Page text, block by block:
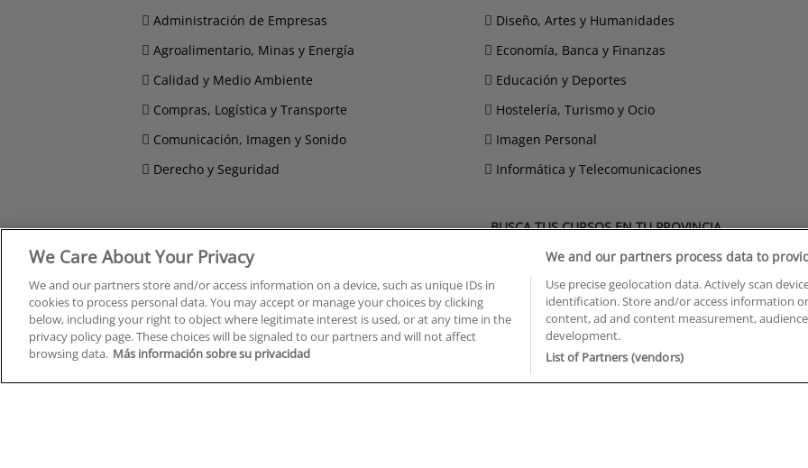
Administración de Empresas
Agroalimentario, Minas y Energía
Calidad y Medio Ambiente
Compras, Logística y Transporte
Comunicación, Imagen y Sonido
Derecho y Seguridad
Diseño, Artes y Humanidades
Economía, Banca y Finanzas
Educación y Deportes
Hostelería, Turismo y Ocio
Imagen Personal
Informática y Telecomunicaciones
BUSCA TUS CURSOS EN TU PROVINCIA
Cursos en A Coruña
Cursos en Albacete
Cursos en Alicante
Cursos en Almería
Cursos en Araba/Álava
Cursos en Asturias
Cursos en Badajoz
Cursos en Ciudad Real
Cursos en Cáceres
Cursos en Cádiz
Cursos en Córdoba
Cursos en Girona
Cursos en La Rioja
Cursos en Las Palmas
Cursos en León
Cursos en Lleida
Cursos en Madrid
Cursos en Murcia
Cursos en Málaga
We Care About Your Privacy
We and our partners store and/or access information on a device, such as unique IDs in
cookies to process personal data. You may accept or manage your choices by clicking
below, including your right to object where legitimate interest is used, or at any time in the
privacy policy page. These choices will be signaled to our partners and will not affect
browsing data. Más información sobre su privacidad
We and our partners process data to
Use precise geolocation data. Actively scan
identification. Store and/or access information
content, ad and content measurement,
development.
List of Partners (vendors)